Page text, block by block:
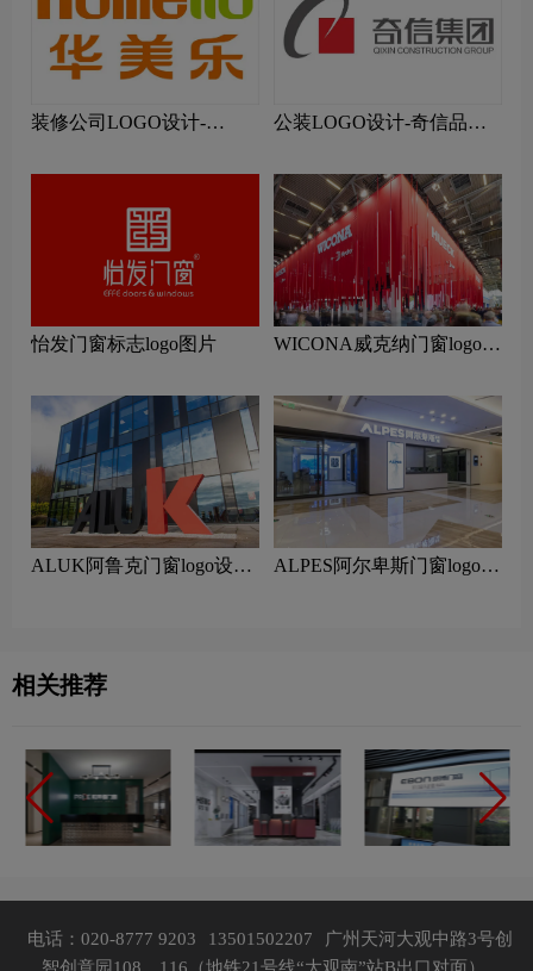
装修公司LOGO设计-
计
公装LOGO设计-奇信品牌
怡发门窗标志logo图片
WICONA威克纳门窗logo设
ALUK阿鲁克门窗logo设计
ALPES阿尔卑斯门窗logo设
相关推荐
电话：020-8777 9203 13501502207
广州天河大观中路3号创